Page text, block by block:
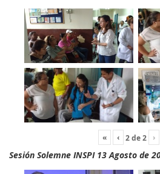
« ‹ 2de2 ›
Sesión Solemne INSPI 13 Agosto de